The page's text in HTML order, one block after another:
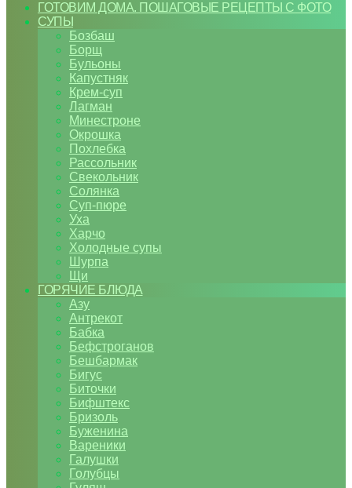
ГОТОВИМ ДОМА. ПОШАГОВЫЕ РЕЦЕПТЫ С ФОТО
СУПЫ
Бозбаш
Борщ
Бульоны
Капустняк
Крем-суп
Лагман
Минестроне
Окрошка
Похлебка
Рассольник
Свекольник
Солянка
Суп-пюре
Уха
Харчо
Холодные супы
Шурпа
Щи
ГОРЯЧИЕ БЛЮДА
Азу
Антрекот
Бабка
Бефстроганов
Бешбармак
Бигус
Биточки
Бифштекс
Бризоль
Буженина
Вареники
Галушки
Голубцы